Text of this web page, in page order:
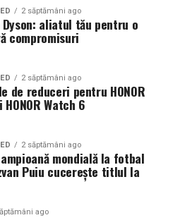
2 săptămâni ago
Dyson: aliatul tău pentru o
compromisuri
2 săptămâni ago
de reduceri pentru HONOR
Watch 6
2 săptămâni ago
mondială la fotbal
Puiu cucerește titlul la
ago